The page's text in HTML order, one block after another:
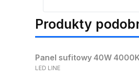
Produkty
Bestseller
Panel sufitowy 40W
PRODUCENT
LED LINE